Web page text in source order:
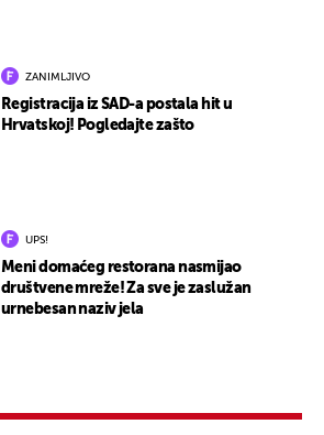
ZANIMLJIVO
Registracija iz SAD-a postala hit u
Hrvatskoj! Pogledajte zašto
UPS!
Meni domaćeg restorana nasmijao
društvene mreže! Za sve je zaslužan
urnebesan naziv jela